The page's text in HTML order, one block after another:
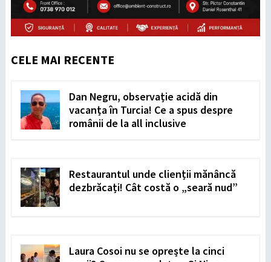
CELE MAI RECENTE
Dan Negru, observație acidă din
vacanța în Turcia! Ce a spus despre
românii de la all inclusive
Restaurantul unde clienții mănâncă
dezbrăcați! Cât costă o „seară nud”
Laura Cosoi nu se oprește la cinci